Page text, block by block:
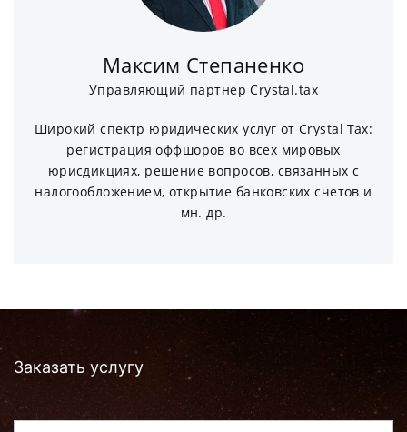
Максим Степаненко
Управляющий партнер Crystal.tax
Широкий спектр юридических услуг от Crystal Tax:
регистрация оффшоров во всех мировых
юрисдикциях, решение вопросов, связанных с
налогообложением, открытие банковских счетов и
мн. др.
Заказать услугу